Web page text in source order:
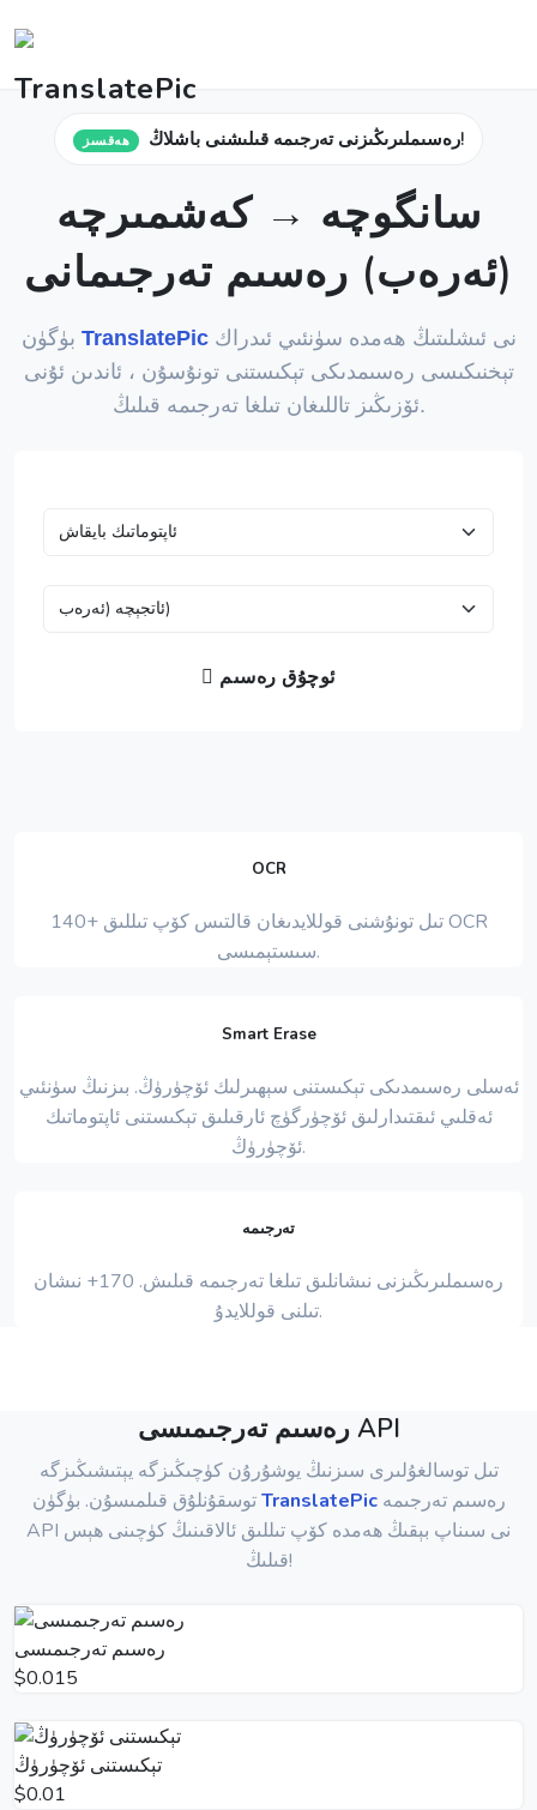
ھەقسىز رەسىملىرىڭىزنى تەرجىمە قىلىشنى باشلاڭ!
سانگوچە → كەشمىرچە
(ئەرەب) رەسىم تەرجىمانى
TranslatePicنى ئىشلىتىڭ ھەمدە سۈنئىي ئىدراك
تېخنىكىسى رەسىمدىكى تېكىستنى تونۇسۇن ، ئاندىن ئۇنى
ئۆزىڭىز تاللىغان تىلغا تەرجىمە قىلىڭ.
ئوچۇق رەسىم
OCR
140+ تىل تونۇشنى قوللايدىغان قالتىس كۆپ تىللىق OCR
سىستېمىسى.
Smart Erase
ئەسلى رەسىمدىكى تېكىستنى سېھىرلىك ئۆچۈرۈڭ. بىزنىڭ سۈنئىي
ئەقلىي ئىقتىدارلىق ئۆچۈرگۈچ ئارقىلىق تېكىستنى ئاپتوماتىك
ئۆچۈرۈڭ.
تەرجىمە
رەسىملىرىڭىزنى نىشانلىق تىلغا تەرجىمە قىلىش. 170+ نىشان
تىلنى قوللايدۇ.
رەسىم تەرجىمىسى API
تىل توسالغۇلىرى سىزنىڭ يوشۇرۇن كۈچىڭىزگە يېتىشىڭىزگە
توسقۇنلۇق قىلمىسۇن. بۈگۈنTranslatePicرەسىم تەرجىمە
API نى سىناپ بېقىڭ ھەمدە كۆپ تىللىق ئالاقىنىڭ كۈچىنى ھېس
قىلىڭ!
رەسىم تەرجىمىسى
$0.015
تېكىستنى ئۆچۈرۈڭ
$0.01